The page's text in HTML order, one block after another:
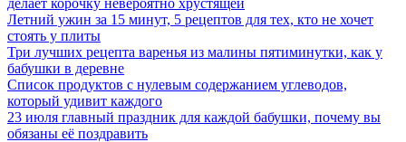
делает корочку невероятно хрустящей
Летний ужин за 15 минут, 5 рецептов для тех, кто не хочет
стоять у плиты
Три лучших рецепта варенья из малины пятиминутки, как у
бабушки в деревне
Список продуктов с нулевым содержанием углеводов,
который удивит каждого
23 июля главный праздник для каждой бабушки, почему вы
обязаны её поздравить